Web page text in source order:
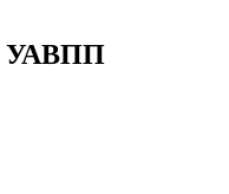
УАВПП